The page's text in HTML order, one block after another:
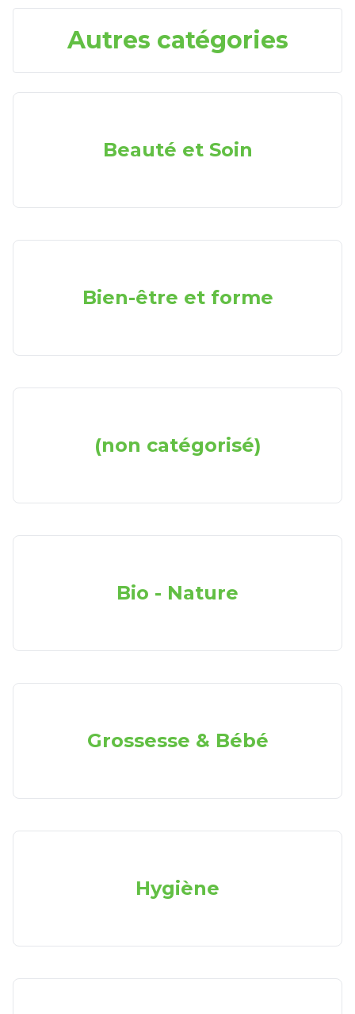
Autres catégories
Beauté et Soin
Bien-être et forme
(non catégorisé)
Bio - Nature
Grossesse & Bébé
Hygiène